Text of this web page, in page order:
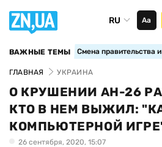
RU Аа
ВАЖНЫЕ ТЕМЫ Смена правительства
ГЛАВНАЯ УКРАИНА
О КРУШЕНИИ АН-26
КТО В НЕМ ВЫЖИЛ:
КОМПЬЮТЕРНОЙ
26 сентября, 2020, 15:07